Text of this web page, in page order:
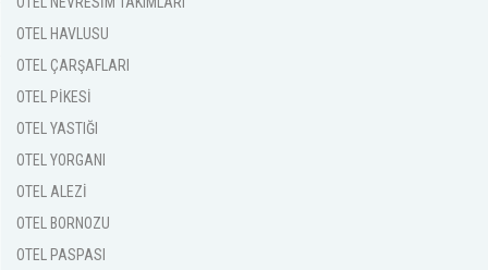
OTEL HAVLUSU
OTEL ÇARŞAFLARI
OTEL PİKESİ
OTEL YASTIĞI
OTEL YORGANI
OTEL ALEZİ
OTEL BORNOZU
OTEL PASPASI